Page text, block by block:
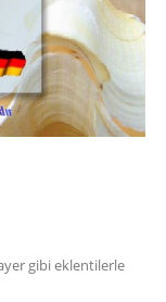
gibi eklentilerle